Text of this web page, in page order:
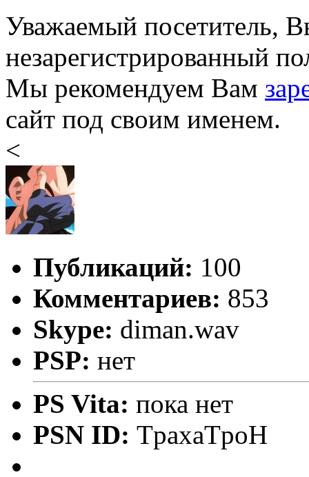
Уважаемый посетитель,
незарегистрированный
Мы рекомендуем Вам
сайт под своим именем.
<
Публикаций: 100
Комментариев: 853
Skype: diman.wav
PSP: нет
PS Vita: пока нет
PSN ID: TpaxaTpoH